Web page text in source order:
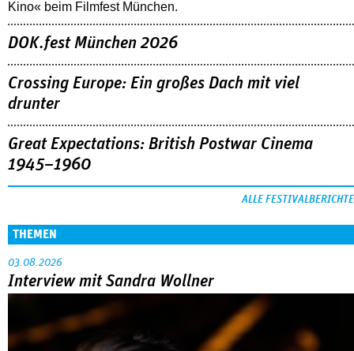
Kino« beim Filmfest München.
DOK.fest München 2026
Crossing Europe: Ein großes Dach mit viel
drunter
Great Expectations: British Postwar Cinema
1945–1960
ALLE FESTIVALBERICHTE
THEMEN
03.08.2026
Interview mit Sandra Wollner